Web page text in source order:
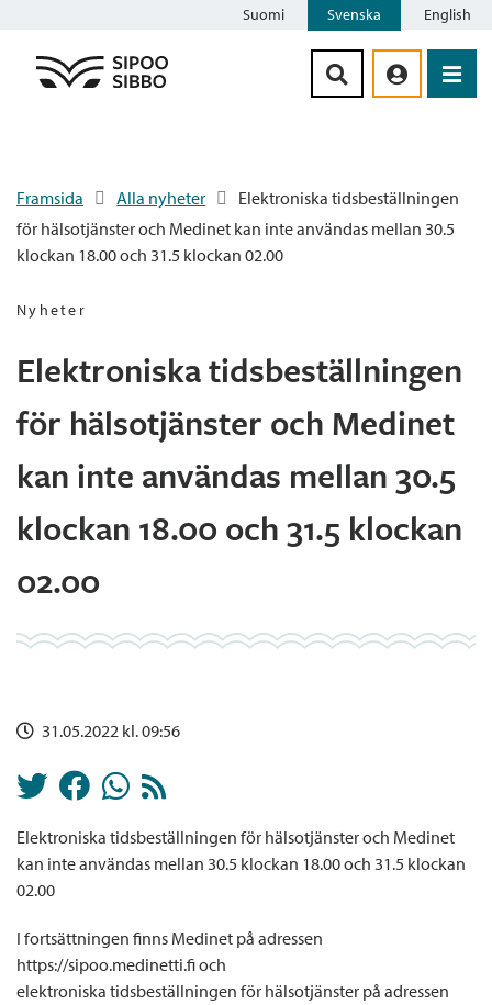
Suomi Svenska English
Framsida Alla nyheter
Elektroniska tidsbeställningen
för hälsotjänster och Medinet kan inte användas mellan 30.5
klockan 18.00 och 31.5 klockan 02.00
Nyheter
Elektroniska tidsbeställningen
för hälsotjänster och Medinet
kan inte användas mellan 30.5
klockan 18.00 och 31.5 klockan
02.00
31.05.2022 kl. 09:56
Elektroniska tidsbeställningen för hälsotjänster och Medinet
kan inte användas mellan 30.5 klockan 18.00 och 31.5 klockan
02.00
I fortsättningen finns Medinet på adressen
https://sipoo.medinetti.fi och
elektroniska tidsbeställningen för hälsotjänster på adressen